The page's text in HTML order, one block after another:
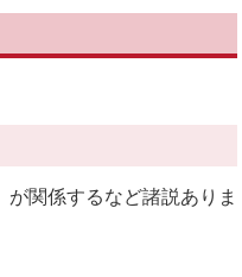
関係するなど諸説ありま